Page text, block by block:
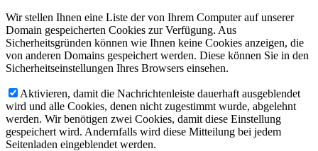
Wir stellen Ihnen eine Liste der von Ihrem Computer auf unserer
Domain gespeicherten Cookies zur Verfügung. Aus
Sicherheitsgründen können wie Ihnen keine Cookies anzeigen, die
von anderen Domains gespeichert werden. Diese können Sie in den
Sicherheitseinstellungen Ihres Browsers einsehen.
Aktivieren, damit die Nachrichtenleiste dauerhaft ausgeblendet
wird und alle Cookies, denen nicht zugestimmt wurde, abgelehnt
werden. Wir benötigen zwei Cookies, damit diese Einstellung
gespeichert wird. Andernfalls wird diese Mitteilung bei jedem
Seitenladen eingeblendet werden.